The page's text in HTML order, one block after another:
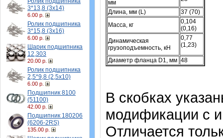
3*13,8 (3х14)
6.00 р.
Ролик подшипника
3*15,8 (3х16)
6.00 р.
Шарик подшипника
12,303
20.00 р.
Ролик подшипника
2,5*9,8 (2,5х10)
6.00 р.
Подшипник 8100
(51100)
42.00 р.
Подшипник 180206
(6206-2RS)
135.00 р.
мм
Длина, мм (L)
37 (70)
Масса, кг
0,104
(0,16)
Динамическая
грузоподъемность, кН
0,77
(1,23)
Диаметр фланца D1, мм 48
В скобках
модификации с
Отличается